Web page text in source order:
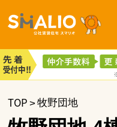
TOP 牧野団地